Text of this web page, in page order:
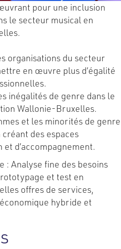
pour une inclusion
le secteur musical en
organisations du secteur
en œuvre plus d’égalité
inégalités de genre dans le
Wallonie-Bruxelles.
et les minorités de genre
des espaces
et d’accompagnement.
: Analyse fine des besoins
et test en
offres de services,
hybride et